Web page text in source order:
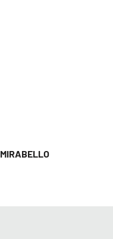
MIRABELLO